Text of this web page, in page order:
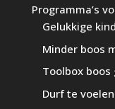
Programma’s
Gelukkige
Minder boos
Toolbox boos
Durf te voelen